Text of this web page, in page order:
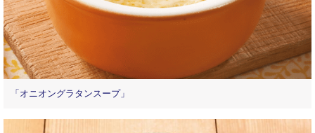
「オニオングラタンスープ」